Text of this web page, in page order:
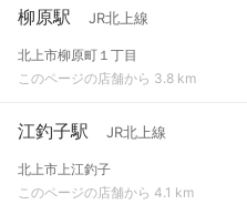
柳原駅 JR北上線
北上市柳原町１丁目
このページの店舗から 3.8 km
江釣子駅 JR北上線
北上市上江釣子
このページの店舗から 4.1 km